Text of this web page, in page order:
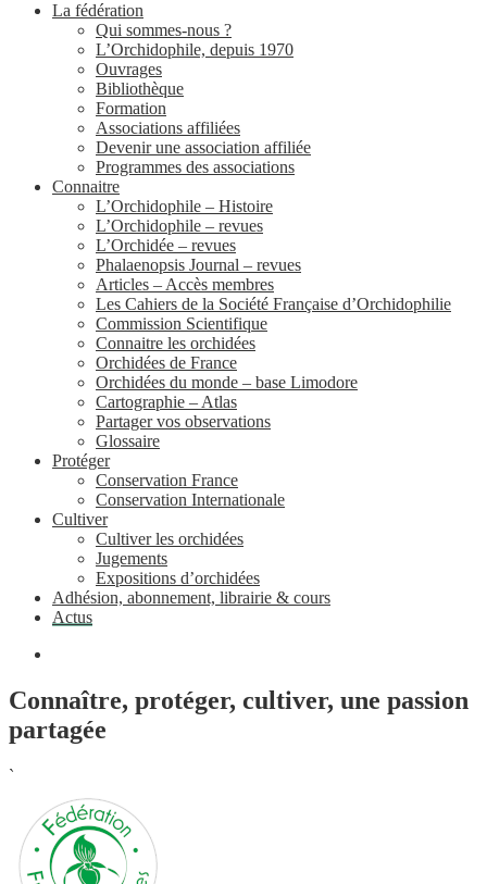
La fédération
Qui sommes-nous ?
L’Orchidophile, depuis 1970
Ouvrages
Bibliothèque
Formation
Associations affiliées
Devenir une association affiliée
Programmes des associations
Connaitre
L’Orchidophile – Histoire
L’Orchidophile – revues
L’Orchidée – revues
Phalaenopsis Journal – revues
Articles – Accès membres
Les Cahiers de la Société Française d’Orchidophilie
Commission Scientifique
Connaitre les orchidées
Orchidées de France
Orchidées du monde – base Limodore
Cartographie – Atlas
Partager vos observations
Glossaire
Protéger
Conservation France
Conservation Internationale
Cultiver
Cultiver les orchidées
Jugements
Expositions d’orchidées
Adhésion, abonnement, librairie & cours
Actus
Connaître, protéger, cultiver, une passion
partagée
`